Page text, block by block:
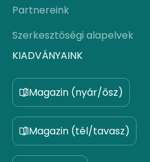
Partnereink
Szerkesztőségi alapelvek
KIADVÁNYAINK
Magazin (nyár/ősz)
Magazin (tél/tavasz)